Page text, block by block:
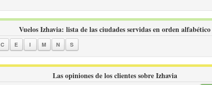
Vuelos Izhavia: lista de las ciudades servidas en orden alfabético
C E I M N S
Las opiniones de los clientes sobre Izhavia